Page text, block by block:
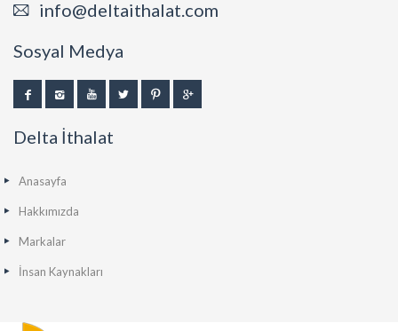
info@deltaithalat.com
Sosyal Medya
Delta İthalat
Anasayfa
Hakkımızda
Markalar
İnsan Kaynakları